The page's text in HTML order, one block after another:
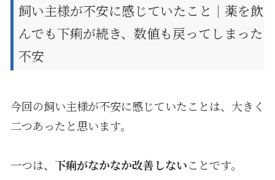
飼い主様が不安に感じていたこと｜薬を飲
んでも下痢が続き、数値も戻ってしまった
不安
今回の飼い主様が不安に感じていたことは、大きく
二つあったと思います。
一つは、 下痢がなかなか改善しないことです。